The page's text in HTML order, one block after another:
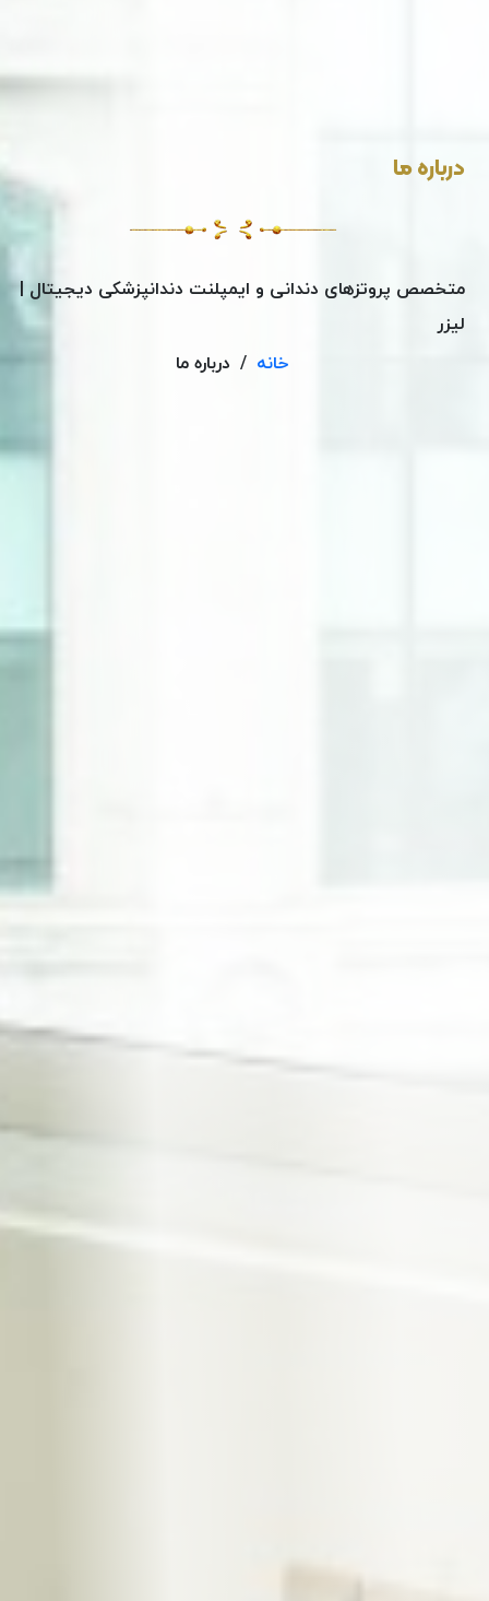
درباره ما
متخصص پروتزهای دندانی و ایمپلنت دندانپزشکی دیجیتال |
لیزر
خانه / درباره ما